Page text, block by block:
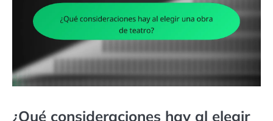
¿Qué consideraciones hay al elegir